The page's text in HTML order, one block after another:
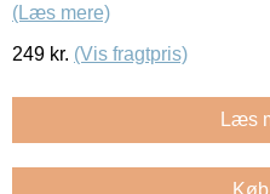
(Læs mere)
249 kr. (Vis fragtpris)
Læs